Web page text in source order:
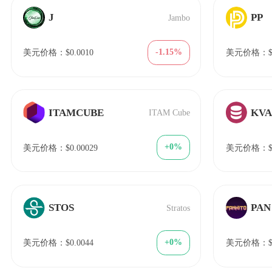
J Jambo
美元价格：$0.0010 -1.15%
ITAMCUBE ITAM Cube
美元价格：$0.00029 +0%
STOS Stratos
美元价格：$0.0044 +0%
PP
美元价格：
KVA
美元价格：
PAN
美元价格：